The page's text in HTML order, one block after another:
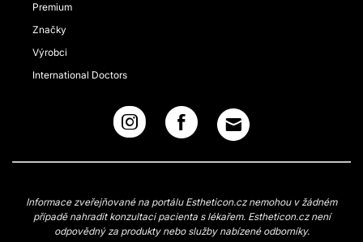
Premium
Značky
Výrobci
International Doctors
Informace zveřejňované na portálu Estheticon.cz nemohou v žádném
případě nahradit konzultaci pacienta s lékařem. Estheticon.cz není
odpovědný za produkty nebo služby nabízené odborníky.